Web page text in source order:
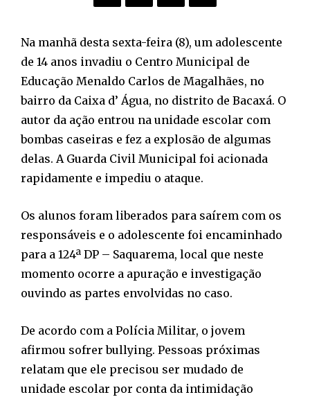
Na manhã desta sexta-feira (8), um adolescente
de 14 anos invadiu o Centro Municipal de
Educação Menaldo Carlos de Magalhães, no
bairro da Caixa d’ Água, no distrito de Bacaxá. O
autor da ação entrou na unidade escolar com
bombas caseiras e fez a explosão de algumas
delas. A Guarda Civil Municipal foi acionada
rapidamente e impediu o ataque.
Os alunos foram liberados para saírem com os
responsáveis e o adolescente foi encaminhado
para a 124ª DP – Saquarema, local que neste
momento ocorre a apuração e investigação
ouvindo as partes envolvidas no caso.
De acordo com a Polícia Militar, o jovem
afirmou sofrer bullying. Pessoas próximas
relatam que ele precisou ser mudado de
unidade escolar por conta da intimidação